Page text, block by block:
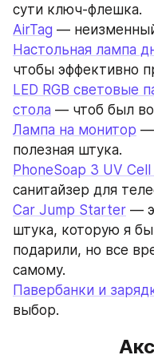
сути ключ-флешка.
AirTag —
Настольная лампа
чтобы эффективно
LED RGB световые
стола — чтоб был
Лампа на монитор —
полезная штука.
PhoneSoap 3 UV
санитайзер для
Car Jump Starter —
штука, которую я
подарили, но все
самому.
Павербанки и
выбор.